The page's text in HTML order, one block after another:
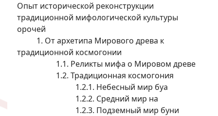
Опыт исторической реконструкции
традиционной мифологической культуры
орочей
1. От архетипа Мирового древа к
традиционной космогонии
1.1. Реликты мифа о Мировом древе
1.2. Традиционная космогония
1.2.1. Небесный мир буа
1.2.2. Средний мир на
1.2.3. Подземный мир буни